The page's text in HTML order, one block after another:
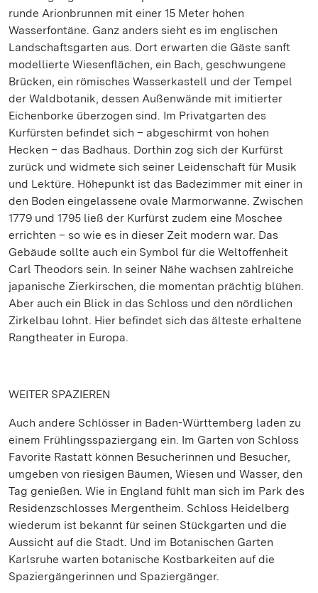
runde Arionbrunnen mit einer 15 Meter hohen
Wasserfontäne. Ganz anders sieht es im englischen
Landschaftsgarten aus. Dort erwarten die Gäste sanft
modellierte Wiesenflächen, ein Bach, geschwungene
Brücken, ein römisches Wasserkastell und der Tempel
der Waldbotanik, dessen Außenwände mit imitierter
Eichenborke überzogen sind. Im Privatgarten des
Kurfürsten befindet sich – abgeschirmt von hohen
Hecken – das Badhaus. Dorthin zog sich der Kurfürst
zurück und widmete sich seiner Leidenschaft für Musik
und Lektüre. Höhepunkt ist das Badezimmer mit einer in
den Boden eingelassene ovale Marmorwanne. Zwischen
1779 und 1795 ließ der Kurfürst zudem eine Moschee
errichten – so wie es in dieser Zeit modern war. Das
Gebäude sollte auch ein Symbol für die Weltoffenheit
Carl Theodors sein. In seiner Nähe wachsen zahlreiche
japanische Zierkirschen, die momentan prächtig blühen.
Aber auch ein Blick in das Schloss und den nördlichen
Zirkelbau lohnt. Hier befindet sich das älteste erhaltene
Rangtheater in Europa.
WEITER SPAZIEREN
Auch andere Schlösser in Baden-Württemberg laden zu
einem Frühlingsspaziergang ein. Im Garten von Schloss
Favorite Rastatt können Besucherinnen und Besucher,
umgeben von riesigen Bäumen, Wiesen und Wasser, den
Tag genießen. Wie in England fühlt man sich im Park des
Residenzschlosses Mergentheim. Schloss Heidelberg
wiederum ist bekannt für seinen Stückgarten und die
Aussicht auf die Stadt. Und im Botanischen Garten
Karlsruhe warten botanische Kostbarkeiten auf die
Spaziergängerinnen und Spaziergänger.